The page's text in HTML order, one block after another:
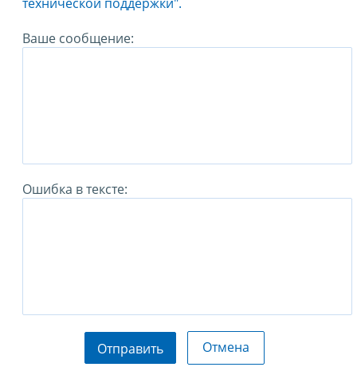
технической поддержки".
Ваше сообщение:
Ошибка в тексте:
Отправить Отмена